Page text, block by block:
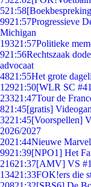
521:58
9921:57Progressieve
Michigan
19321:57Politieke
921:56Rechtszaak
advocaat
4821:55Het grote
12921:50[WLR SC
23321:47Tour de
821:45[gratis]
3221:45[Voorspellen]
2026/2027
2021:44Nieuwe
9921:39[NPO1] Het
21621:37[AMV] VS
13421:33FOK!ers die